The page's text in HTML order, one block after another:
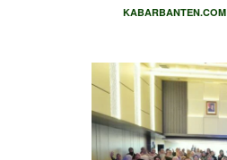
KABARBANTEN.COM